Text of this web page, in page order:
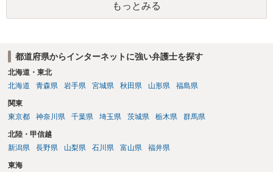
もっとみる
都道府県からインターネットに強い弁護士を探す
北海道・東北
北海道
青森県 岩手県 宮城県 秋田県 山形県 福島県
関東
東京都
神奈川県 千葉県 埼玉県 茨城県 栃木県 群馬県
北陸・甲信越
新潟県
長野県 山梨県 石川県 富山県 福井県
東海